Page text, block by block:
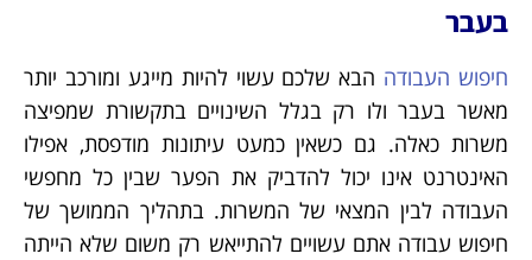
בעבר
חיפוש העבודה הבא שלכם עשוי להיות מייגע ומורכב יותר
מאשר בעבר ולו רק בגלל השינויים בתקשורת שמפיצה
משרות כאלה. גם כשאין כמעט עיתונות מודפסת, אפילו
האינטרנט אינו יכול להדביק את הפער שבין כל מחפשי
העבודה לבין המצאי של המשרות. בתהליך הממושך של
חיפוש עבודה אתם עשויים להתייאש רק משום שלא הייתה